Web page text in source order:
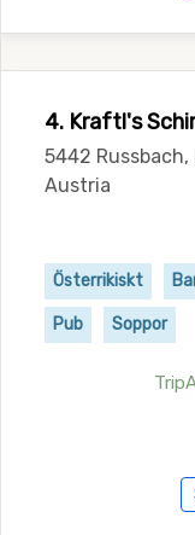
4. Kraftl's
5442
Austria
Österrikiskt
Pub Soppor